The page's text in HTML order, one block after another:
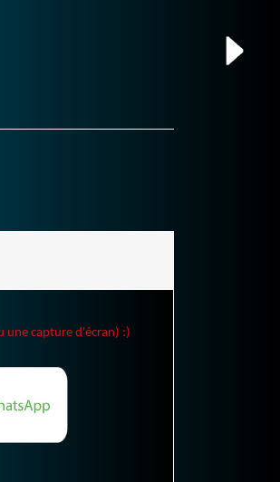
une capture d'écran) :)